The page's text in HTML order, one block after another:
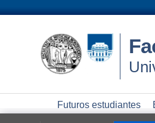
Futuros estudiantes